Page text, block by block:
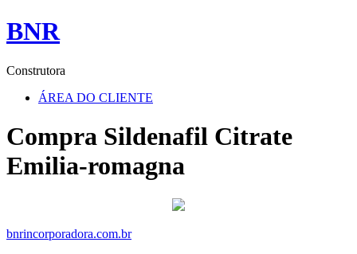
BNR
Construtora
ÁREA DO CLIENTE
Compra Sildenafil Citrate
Emilia-romagna
bnrincorporadora.com.br